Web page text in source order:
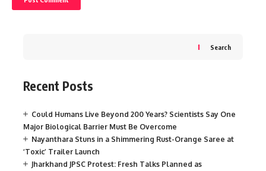
Search
Recent Posts
Could Humans Live Beyond 200 Years? Scientists Say One
Major Biological Barrier Must Be Overcome
Nayanthara Stuns in a Shimmering Rust-Orange Saree at
‘Toxic’ Trailer Launch
Jharkhand JPSC Protest: Fresh Talks Planned as